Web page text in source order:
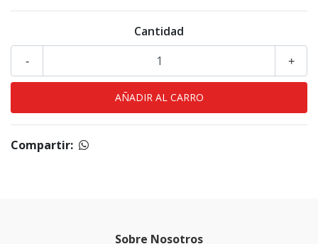
Cantidad
+
-
Compartir:
Sobre Nosotros